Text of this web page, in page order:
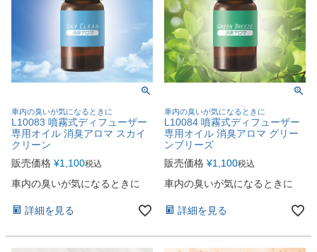
車内の臭いが気になるときに
L10083 噴霧式ディフューザー
専用オイル 消臭アロマ スカイ
クリーン
販売価格 ¥1,100税込
車内の臭いが気になるときに
詳細を見る
車内の臭いが気になるときに
L10084 噴霧式ディフューザー
専用オイル 消臭アロマ グリー
ンブリーズ
販売価格 ¥1,100税込
車内の臭いが気になるときに
詳細を見る